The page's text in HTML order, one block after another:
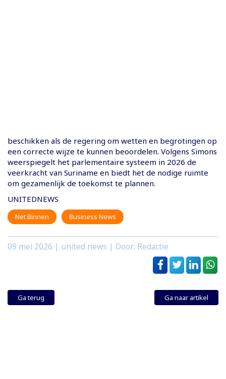
beschikken als de regering om wetten en begrotingen op
een correcte wijze te kunnen beoordelen. Volgens Simons
weerspiegelt het parlementaire systeem in 2026 de
veerkracht van Suriname en biedt het de nodige ruimte
om gezamenlijk de toekomst te plannen.
UNITEDNEWS
Net Binnen Business News
09 mei 2026 | united news | Door: Redactie
Ga terug Ga naar artikel